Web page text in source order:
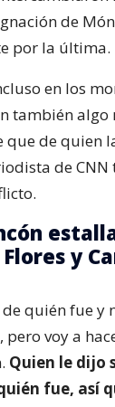
de
por la última.
en los
también algo
de quien
de
y
quién fue y
voy a
Quien le dijo
fue, así